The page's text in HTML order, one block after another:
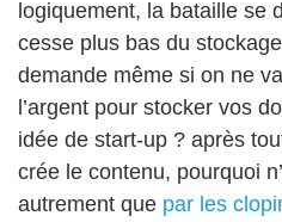
logiquement, la bataille se
cesse plus bas du
demande même si on ne
l’argent pour stocker vos
idée de start-up ? après
crée le contenu, pourquoi
autrement que par les